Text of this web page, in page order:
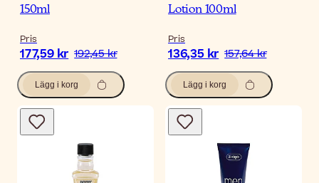
150ml
Pris
177,59 kr 192,45 kr
Lägg i korg
Lotion 100ml
Pris
136,35 kr 157,64 kr
Lägg i korg